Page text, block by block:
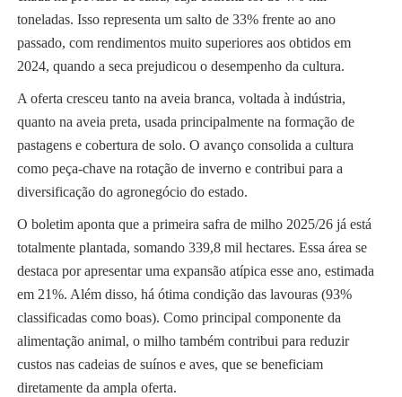
toneladas. Isso representa um salto de 33% frente ao ano
passado, com rendimentos muito superiores aos obtidos em
2024, quando a seca prejudicou o desempenho da cultura.
A oferta cresceu tanto na aveia branca, voltada à indústria,
quanto na aveia preta, usada principalmente na formação de
pastagens e cobertura de solo. O avanço consolida a cultura
como peça-chave na rotação de inverno e contribui para a
diversificação do agronegócio do estado.
O boletim aponta que a primeira safra de milho 2025/26 já está
totalmente plantada, somando 339,8 mil hectares. Essa área se
destaca por apresentar uma expansão atípica esse ano, estimada
em 21%. Além disso, há ótima condição das lavouras (93%
classificadas como boas). Como principal componente da
alimentação animal, o milho também contribui para reduzir
custos nas cadeias de suínos e aves, que se beneficiam
diretamente da ampla oferta.